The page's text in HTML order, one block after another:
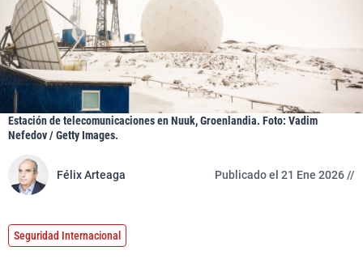
Estación de telecomunicaciones en Nuuk, Groenlandia. Foto: Vadim
Nefedov / Getty Images.
Félix Arteaga Publicado el 21 Ene 2026 //
Seguridad Internacional